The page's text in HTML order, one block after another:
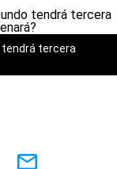
tendrá tercera